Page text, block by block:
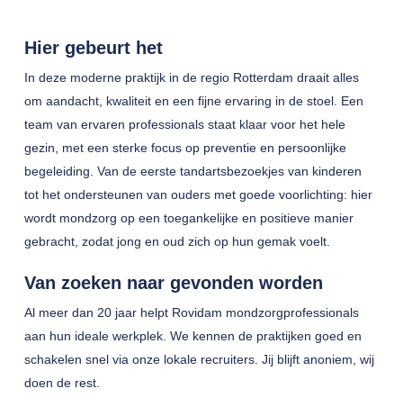
Hier gebeurt het
In deze moderne praktijk in de regio Rotterdam draait alles
om aandacht, kwaliteit en een fijne ervaring in de stoel. Een
team van ervaren professionals staat klaar voor het hele
gezin, met een sterke focus op preventie en persoonlijke
begeleiding. Van de eerste tandartsbezoekjes van kinderen
tot het ondersteunen van ouders met goede voorlichting: hier
wordt mondzorg op een toegankelijke en positieve manier
gebracht, zodat jong en oud zich op hun gemak voelt.
Van zoeken naar gevonden worden
Al meer dan 20 jaar helpt Rovidam mondzorgprofessionals
aan hun ideale werkplek. We kennen de praktijken goed en
schakelen snel via onze lokale recruiters. Jij blijft anoniem, wij
doen de rest.